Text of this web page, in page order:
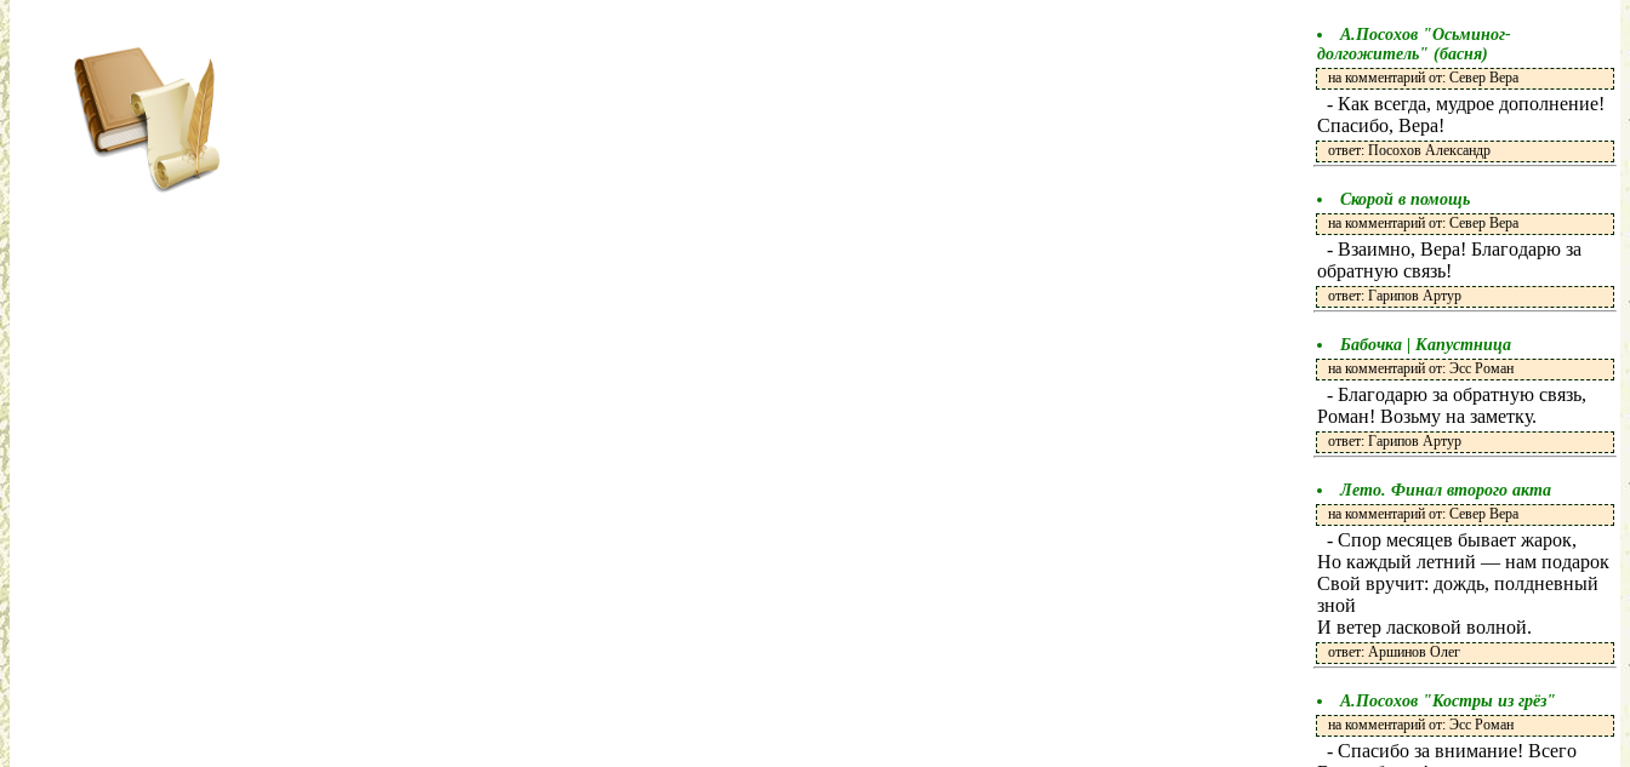
А.Посохов "Осьминог-
долгожитель" (басня)
на комментарий от: Север Вера
- Как всегда, мудрое дополнение!
Спасибо, Вера!
ответ: Посохов Александр
Скорой в помощь
на комментарий от: Север Вера
- Взаимно, Вера! Благодарю за
обратную связь!
ответ: Гарипов Артур
Бабочка | Капустница
на комментарий от: Эсс Роман
- Благодарю за обратную связь,
Роман! Возьму на заметку.
ответ: Гарипов Артур
Лето. Финал второго акта
на комментарий от: Север Вера
- Спор месяцев бывает жарок,
Но каждый летний — нам подарок
Свой вручит: дождь, полдневный
зной
И ветер ласковой волной.
ответ: Аршинов Олег
А.Посохов "Костры из грёз"
на комментарий от: Эсс Роман
- Спасибо за внимание! Всего